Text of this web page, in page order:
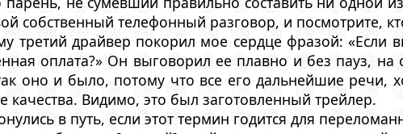
собственный телефонный разговор, и посмотрите,
третий драйвер покорил мое сердце фразой: «Если
оплата?» Он выговорил ее плавно и без пауз,
оно и было, потому что все его дальнейшие речи,
качества. Видимо, это был заготовленный трейлер.
в путь, если этот термин годится для